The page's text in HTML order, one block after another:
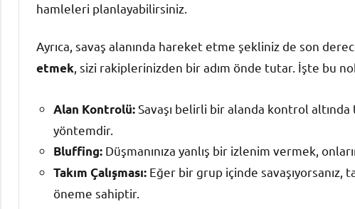
hamleleri planlayabilirsiniz.
Ayrıca, savaş alanında hareket etme şekliniz de son
etmek , sizi rakiplerinizden bir adım önde tutar. İşte bu
Alan Kontrolü:Savaşı belirli bir alanda kontrol
yöntemdir.
Bluffing: Düşmanınıza yanlış bir izlenim vermek,
Takım Çalışması: Eğer bir grup içinde savaşıyorsanız,
öneme sahiptir.